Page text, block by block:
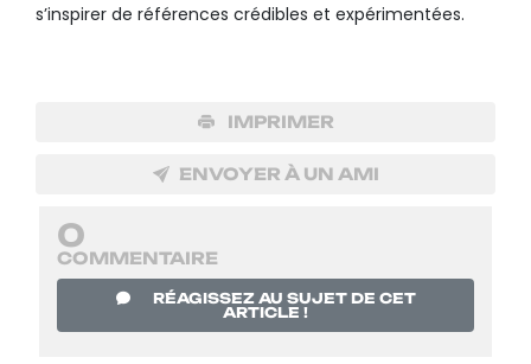
s’inspirer de références crédibles et expérimentées.
IMPRIMER
ENVOYER À UN AMI
0
COMMENTAIRE
RÉAGISSEZ AU SUJET DE CET
ARTICLE !